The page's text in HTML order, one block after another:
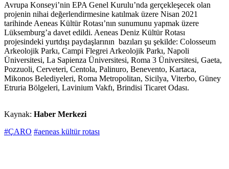
Avrupa Konseyi’nin EPA Genel Kurulu’nda gerçekleşecek olan
projenin nihai değerlendirmesine katılmak üzere Nisan 2021
tarihinde Aeneas Kültür Rotası’nın sunumunu yapmak üzere
Lüksemburg’a davet edildi. Aeneas Deniz Kültür Rotası
projesindeki yurtdışı paydaşlarının bazıları şu şekilde: Colosseum
Arkeolojik Parkı, Campi Flegrei Arkeolojik Parkı, Napoli
Üniversitesi, La Sapienza Üniversitesi, Roma 3 Üniversitesi, Gaeta,
Pozzuoli, Cerveteri, Centola, Palinuro, Benevento, Kartaca,
Mikonos Belediyeleri, Roma Metropolitan, Sicilya, Viterbo, Güney
Etruria Bölgeleri, Lavinium Vakfı, Brindisi Ticaret Odası.
Kaynak: Haber Merkezi
#ÇARO #aeneas kültür rotası